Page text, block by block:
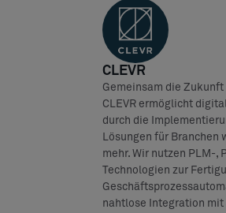
CLEVR
Gemeinsam die
CLEVR ermöglicht
durch die
Lösungen für
mehr. Wir nutzen PLM-,
Technologien zur
nahtlose Integration mit